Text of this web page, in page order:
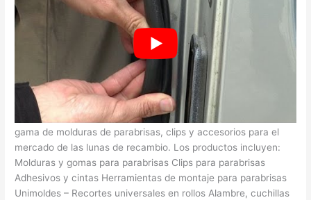
Cuidado de las juntas de goma
Piezas de automóvil También podemos suministrar una amplia
gama de molduras de parabrisas, clips y accesorios para el
mercado de las lunas de recambio. Los productos incluyen:
Molduras y gomas para parabrisas Clips para parabrisas
Adhesivos y cintas Herramientas de montaje para parabrisas
Unimoldes – Recortes universales en rollos Alambre, cuchillas